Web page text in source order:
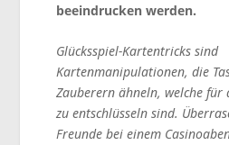
beeindrucken werden.
Glücksspiel-Kartentricks sind
Kartenmanipulationen, die
Zauberern ähneln, welche für
zu entschlüsseln sind.
Freunde bei einem